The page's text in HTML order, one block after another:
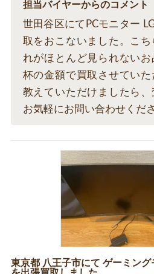
担当バイヤーからのコメント
世田谷区にてPCモニター
取をおこないました。こ
れがほとんど見られない
杯の金額で買取させてい
教えていただけましたら
お気軽にお問い合わせくださ
東京都 八王子市にて ゲーミン